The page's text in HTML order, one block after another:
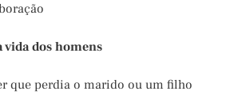
dos homens
que perdia o marido ou um filho